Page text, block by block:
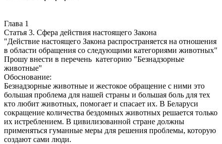
Глава 1
Статья 3. Сфера действия настоящего Закона
"Действие настоящего Закона распространяется на отношения
в области обращения со следующими категориями животных"
Прошу внести в перечень категорию "Безнадзорные
животные"
Обоснование:
Безнадзорные животные и жестокое обращение с ними это
большая проблема для нашей страны и большая боль для тех
кто любит животных, помогает и спасает их. В Беларуси
сокращение количества бездомных животных решается только
их истреблением. В цивилизованной стране должны
применяться гуманные меры для решения проблемы, которую
создают сами люди.